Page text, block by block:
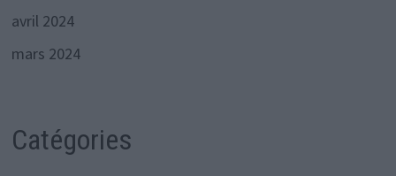
avril 2024
mars 2024
Catégories